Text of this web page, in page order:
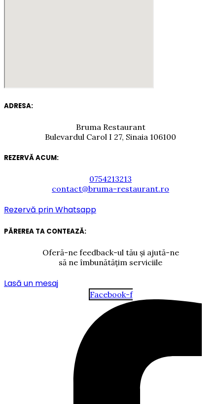
ADRESA:
Bruma Restaurant
Bulevardul Carol I 27, Sinaia 106100
REZERVĂ ACUM:
0754213213
contact@bruma-restaurant.ro
Rezervă prin Whatsapp
PĂREREA TA CONTEAZĂ:
Oferă-ne feedback-ul tău și ajută-ne
să ne îmbunătățim serviciile
Lasă un mesaj
Facebook-f